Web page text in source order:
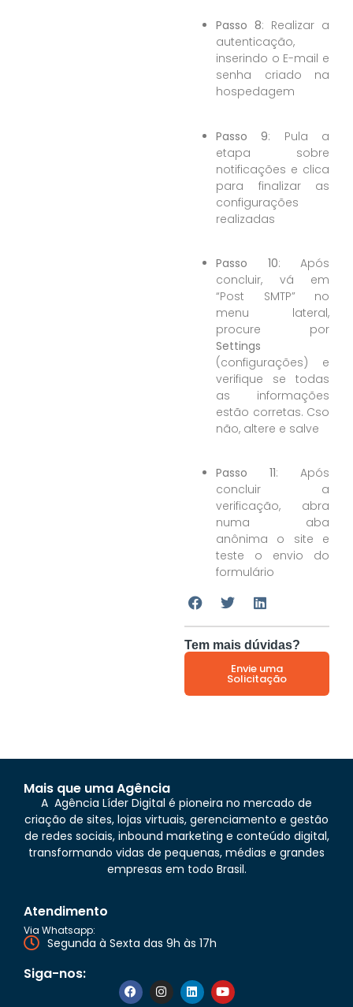
Passo 8: Realizar a
autenticação,
inserindo o E-mail e
senha criado na
hospedagem
Passo 9: Pula a
etapa sobre
notificações e clica
para finalizar as
configurações
realizadas
Passo 10: Após
concluir, vá em
“Post SMTP” no
menu lateral,
procure por
Settings
(configurações) e
verifique se todas
as informações
estão corretas. Cso
não, altere e salve
Passo 11: Após
concluir a
verificação, abra
numa aba
anônima o site e
teste o envio do
formulário
Tem mais dúvidas?
Envie uma
Solicitação
Mais que uma Agência
A Agência Líder Digital é pioneira no mercado de
criação de sites, lojas virtuais, gerenciamento e gestão
de redes sociais, inbound marketing e conteúdo digital,
transformando vidas de pequenas, médias e grandes
empresas em todo Brasil.
Atendimento
Via Whatsapp:
Segunda à Sexta das 9h às 17h
Siga-nos: